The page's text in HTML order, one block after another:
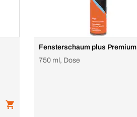
Fensterschaum plus Premium
750 ml, Dose